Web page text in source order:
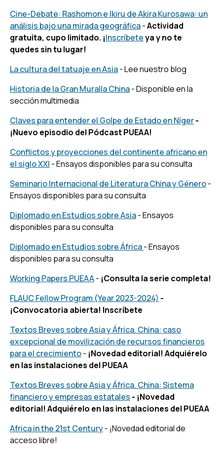
Cine-Debate: Rashomon e Ikiru de Akira Kurosawa: un
análisis bajo una mirada geográfica-Actividad
gratuita, cupo limitado. ¡Inscríbeteya y no te
quedes sin tu lugar!
La cultura del tatuaje en Asia- Lee nuestro blog
Historia de la Gran Muralla China- Disponible en la
sección multimedia
Claves para entender el Golpe de Estado en Níger-
¡Nuevo episodio del Pódcast PUEAA!
Conflictos y proyecciones del continente africano en
el siglo XXI - Ensayos disponibles para su consulta
Seminario Internacional de Literatura China y Género-
Ensayos disponibles para su consulta
Diplomado en Estudios sobre Asia- Ensayos
disponibles para su consulta
Diplomado en Estudios sobre África- Ensayos
disponibles para su consulta
Working Papers PUEAA- ¡Consulta la serie completa!
FLAUC Fellow Program (Year 2023-2024) -
¡Convocatoria abierta! Inscríbete
Textos Breves sobre Asia y África. China: caso
excepcional de movilización de recursos financieros
para el crecimiento- ¡Novedad editorial! Adquiérelo
en las instalaciones del PUEAA
Textos Breves sobre Asia y África. China: Sistema
financiero y empresas estatales - ¡Novedad
editorial! Adquiérelo en las instalaciones del PUEAA
Africa in the 21st Century- ¡Novedad editorial de
acceso libre!